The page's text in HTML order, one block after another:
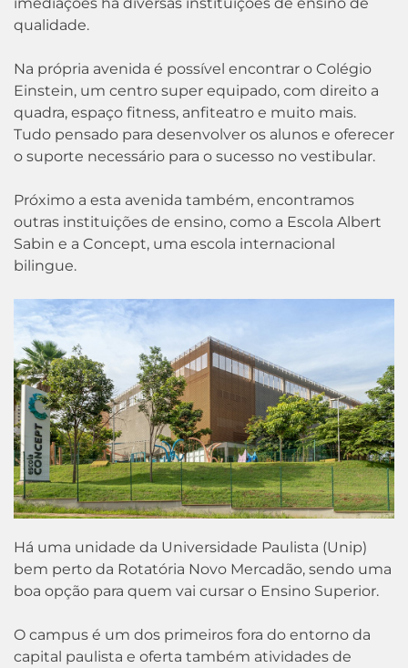
qualidade.
Na própria avenida é possível encontrar o Colégio
Einstein, um centro super equipado, com direito a
quadra, espaço fitness, anfiteatro e muito mais.
Tudo pensado para desenvolver os alunos e oferecer
o suporte necessário para o sucesso no vestibular.
Próximo a esta avenida também, encontramos
outras instituições de ensino, como a Escola Albert
Sabin e a Concept, uma escola internacional
bilingue.
Há uma unidade da Universidade Paulista (Unip)
bem perto da Rotatória Novo Mercadão, sendo uma
boa opção para quem vai cursar o Ensino Superior.
O campus é um dos primeiros fora do entorno da
capital paulista e oferta também atividades de